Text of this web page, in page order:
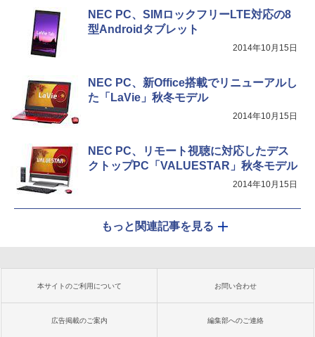
NEC PC、SIMロックフリーLTE対応の8
型Androidタブレット
2014年10月15日
NEC PC、新Office搭載でリニューアルし
た「LaVie」秋冬モデル
2014年10月15日
NEC PC、リモート視聴に対応したデス
クトップPC「VALUESTAR」秋冬モデル
2014年10月15日
もっと関連記事を見る
本サイトのご利用について お問い合わせ
広告掲載のご案内 編集部へのご連絡